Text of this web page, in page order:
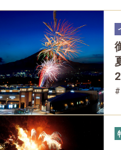
箱根フリーパス
寿司
贅沢
カレー
宮ノ下
ツツジ
洋食
お土産
歴史・旧
宿泊